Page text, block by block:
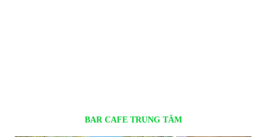
BAR CAFE TRUNG TÂM